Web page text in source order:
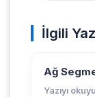
İlgili
Ağ
Yazıyı